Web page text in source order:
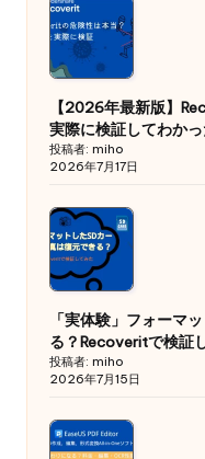
【2026年最新版】
実際に検証してわか
投稿者: miho
2026年7月17日
「実体験」フォーマ
る？Recoveritで検証
投稿者: miho
2026年7月15日